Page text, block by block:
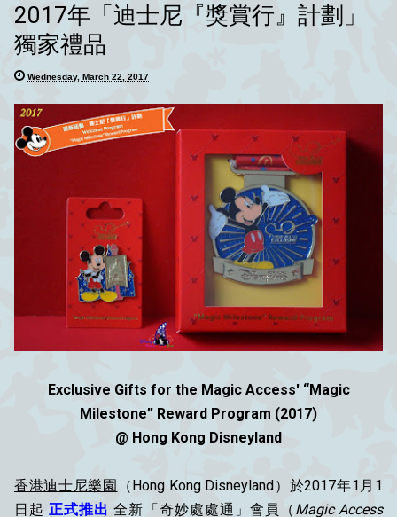
2017年「迪士尼『獎賞行』計劃」
獨家禮品
Wednesday, March 22, 2017
Exclusive Gifts for the Magic Access' “Magic
Milestone” Reward Program (2017)
@ Hong Kong Disneyland
香港迪士尼樂園
（Hong Kong Disneyland）於2017年1月1
日起正式推出 全新「奇妙處處通」會員（ Magic Access